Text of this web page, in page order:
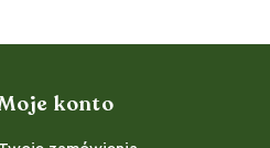
konto